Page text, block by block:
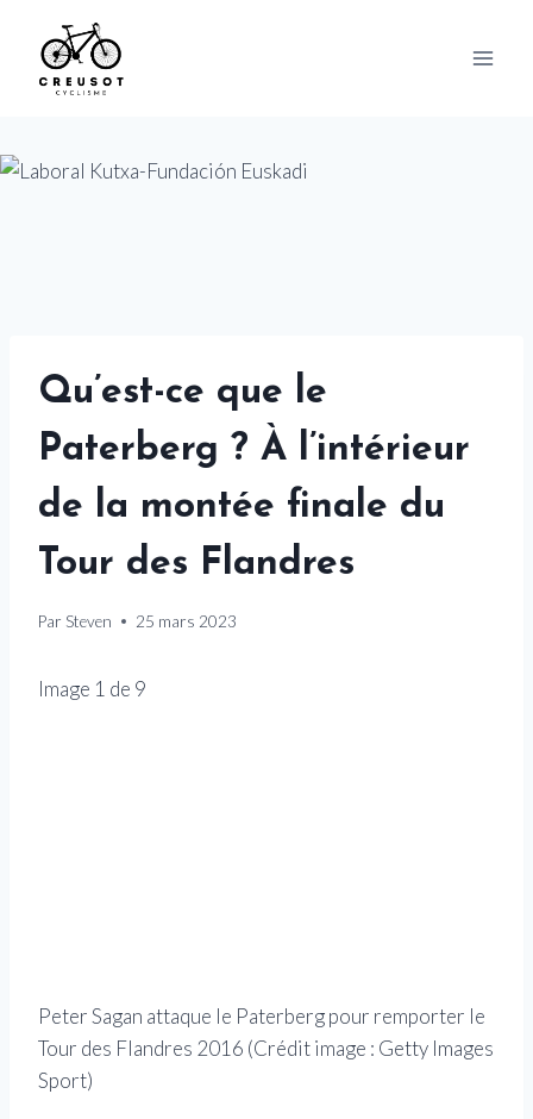
content
Qu’est-ce que le
Paterberg ? À l’intérieur
de la montée finale du
Tour des Flandres
Par Steven 25 mars 2023
Image 1 de 9
Peter Sagan attaque le Paterberg pour remporter le
Tour des Flandres 2016 (Crédit image : Getty Images
Sport)